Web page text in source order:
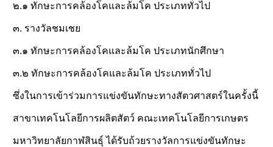
๒.๑ ทักษะการคล้องโคและล้มโค ประเภททั่วไป
๓. รางวัลชมเชย
๓.๑ ทักษะการคล้องโคและล้มโค ประเภทนักศึกษา
๓.๒ ทักษะการคล้องโคและล้มโค ประเภททั่วไป
ซึ่งในการเข้าร่วมการแข่งขันทักษะทางสัตวศาสตร์ในครั้งนี้
สาขาเทคโนโลยีการผลิตสัตว์ คณะเทคโนโลยีการเกษตร
มหาวิทยาลัยกาฬสินธุ์ ได้รับถ้วยรางวัลการแข่งขันทักษะ